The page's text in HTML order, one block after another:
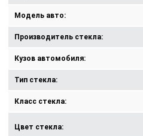
Модель авто:
Производитель стекла:
Кузов автомобиля:
Тип стекла:
Класс стекла:
Цвет стекла: